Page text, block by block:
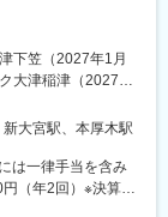
スペックや特徴な
に立てるやりがい
の高齢化社会での
く喜びがありま
志の高い方を求め
下笠（2027年1月
大津稲津（2027年
アルク奈良三条桧
条桧町165◆アルク
予定）：神奈川県
一部未定◎入社後
大宮駅、本厚木駅
は一律手当を含み
（年2回）※決算賞